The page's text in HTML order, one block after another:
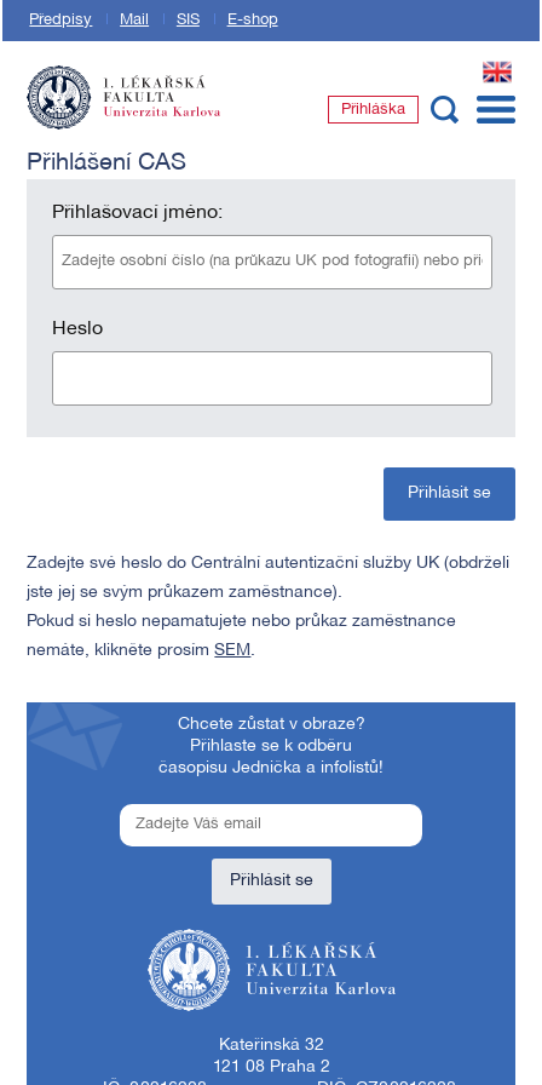
Předpisy Mail SIS E-shop
EN
Přihláška
Přihlášení CAS
Přihlašovací jméno:
Heslo
Přihlásit se
Zadejte své heslo do Centrální autentizační služby UK (obdrželi
jste jej se svým průkazem zaměstnance).
Pokud si heslo nepamatujete nebo průkaz zaměstnance
nemáte, klikněte prosímSEM .
Chcete zůstat v obraze?
Přihlaste se k odběru
časopisu Jednička a infolistů!
Přihlásit se
Kateřinská 32
121 08 Praha 2